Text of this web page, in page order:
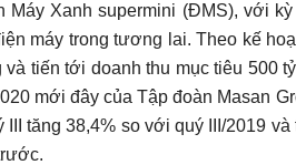
Máy Xanh supermini (ĐMS), với
máy trong tương lai. Theo kế
tiến tới doanh thu mục tiêu 500
mới đây của Tập đoàn Masan
III tăng 38,4% so với quý III/2019